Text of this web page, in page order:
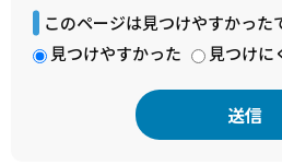
このページは見つけやすかった
見つけやすかった
見つけに